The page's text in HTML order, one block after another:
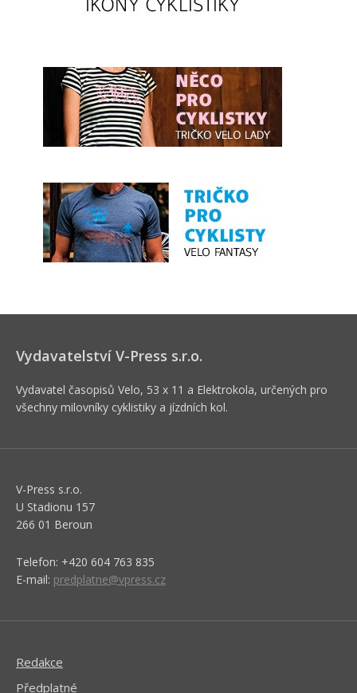
Vydavatelství V-Press s.r.o.
Vydavatel časopisů Velo, 53 x 11 a Elektrokola, určených pro
všechny milovníky cyklistiky a jízdních kol.
V-Press s.r.o.
U Stadionu 157
266 01 Beroun
Telefon: +420 604 763 835
E-mail: predplatne@vpress.cz
Redakce
Předplatné